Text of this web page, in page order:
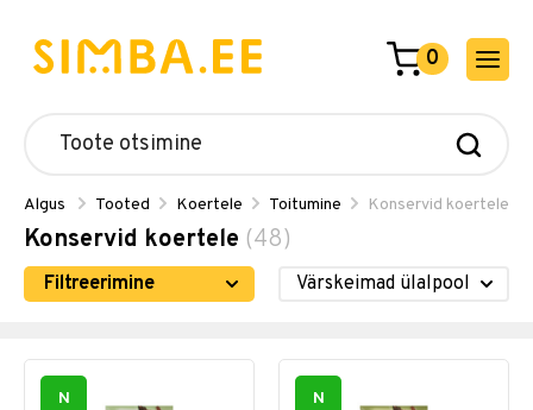
0
Algus Tooted Koertele Toitumine Konservid koertele
Konservid koertele (48)
Filtreerimine
N N